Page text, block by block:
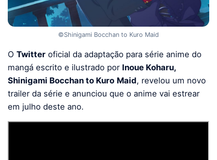
©Shinigami Bocchan to Kuro Maid
O Twitter oficial da adaptação para série anime do
mangá escrito e ilustrado por Inoue Koharu,
Shinigami Bocchan to Kuro Maid, revelou um novo
trailer da série e anunciou que o anime vai estrear
em julho deste ano.